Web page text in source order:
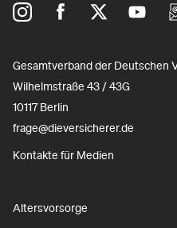
Gesamtverband der Deutschen
Wilhelmstraße 43 / 43G
10117 Berlin
frage@dieversicherer.de
Kontakte für Medien
Altersvorsorge